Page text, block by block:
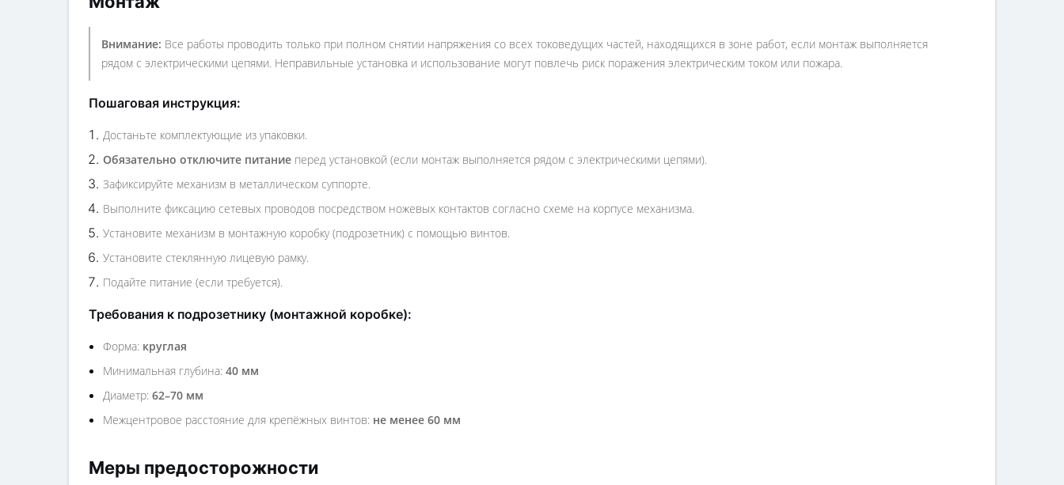
Внимание: Все работы проводить только при полном снятии напряжения со всех токоведущих частей, находящихся в зоне работ, если монтаж выполняется
рядом с электрическими цепями. Неправильные установка и использование могут повлечь риск поражения электрическим током или пожара.
Пошаговая инструкция:
Достаньте комплектующие из упаковки.
Обязательно отключите питание перед установкой (если монтаж выполняется рядом с электрическими цепями).
Зафиксируйте механизм в металлическом суппорте.
Выполните фиксацию сетевых проводов посредством ножевых контактов согласно схеме на корпусе механизма.
Установите механизм в монтажную коробку (подрозетник) с помощью винтов.
Установите стеклянную лицевую рамку.
Подайте питание (если требуется).
Требования к подрозетнику (монтажной коробке):
Форма: круглая
Минимальная глубина: 40 мм
Диаметр: 62–70 мм
Межцентровое расстояние для крепёжных винтов: не менее 60 мм
Меры предосторожности